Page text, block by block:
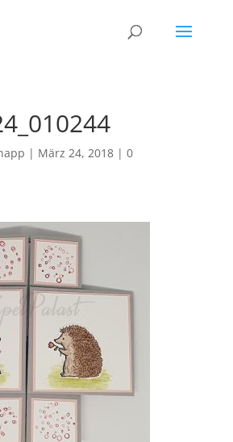
| März 24, 2018| 0